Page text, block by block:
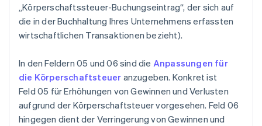
„Körperschaftssteuer-Buchungseintrag“, der sich auf
die in der Buchhaltung Ihres Unternehmens erfassten
wirtschaftlichen Transaktionen bezieht).
In den Feldern 05 und 06 sind die Anpassungen für
die Körperschaftsteuer anzugeben. Konkret ist
Feld 05 für Erhöhungen von Gewinnen und Verlusten
aufgrund der Körperschaftsteuer vorgesehen. Feld 06
hingegen dient der Verringerung von Gewinnen und